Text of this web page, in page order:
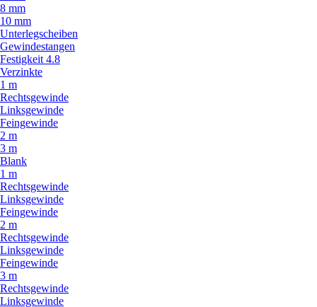
8 mm
10 mm
Unterlegscheiben
Gewindestangen
Festigkeit 4.8
Verzinkte
1 m
Rechtsgewinde
Linksgewinde
Feingewinde
2 m
3 m
Blank
1 m
Rechtsgewinde
Linksgewinde
Feingewinde
2 m
Rechtsgewinde
Linksgewinde
Feingewinde
3 m
Rechtsgewinde
Linksgewinde